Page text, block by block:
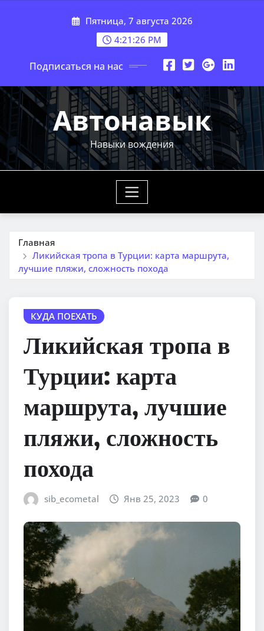
Пятница, 7 августа 2026
4:21:27 PM
Подписаться на нас
Автонавык
Навыки вождения
Главная
Ликийская тропа в Турции: карта маршрута,
лучшие пляжи, сложность похода
КУДА ПОЕХАТЬ
Ликийская тропа в
Турции: карта
маршрута, лучшие
пляжи, сложность
похода
sib_ecometal Янв 25, 2023 0